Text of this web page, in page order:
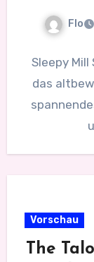
Flo
Sleepy
das
Vorschau
The